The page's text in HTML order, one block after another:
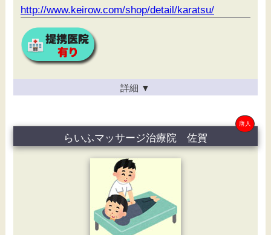
http://www.keirow.com/shop/detail/karatsu/
詳細 ▼
唐人
らいふマッサージ治療院 佐賀